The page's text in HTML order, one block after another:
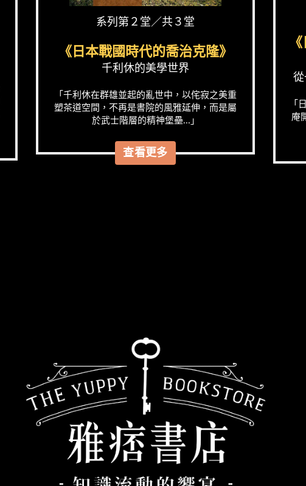
系列第２堂／共３堂
《日本戰國時代的喬治克隆》
千利休的美學世界
「千利休在群雄並起的亂世中，以侘寂之美重
塑茶道空間，不再是書院的風雅延伸，而是屬
於武士階層的精神堡壘...」
查看更多
「
庵